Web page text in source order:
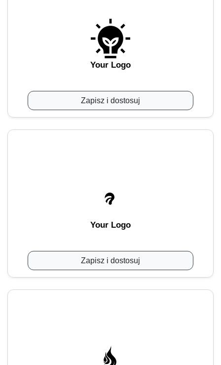
Your Logo
Zapisz i dostosuj
Your Logo
Zapisz i dostosuj